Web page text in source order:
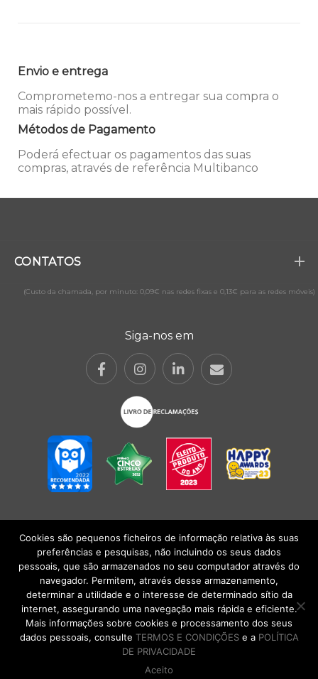
Envio e entrega
Comprometemo-nos a entregar sua compra o
mais rápido possível.
Métodos de Pagamento
Poderá efectuar os pagamentos das suas
compras, através de referência Multibanco
CONTATOS
(Custo da chamada, por minuto: 0,09€ nas redes fixas e 0,13€ para as redes móveis)
Siga-nos em
POLÍTICA DE PRIVACIDADE|TERMOS E CONDIÇÕESlCONDIÇÕES
GERAIS DE VENDA| Alberto Oculista, SA 2026. Todos os direitos reservados.
Cookies são pequenos ficheiros de informação relativa às suas
preferências e pesquisas, não incluindo os seus dados
pessoais, que são armazenados no seu computador através do
navegador. Permitem, através desse armazenamento,
determinar a utilidade e o interesse de determinado sítio da
internet, assegurando uma navegação mais rápida e eficiente.
Mais informações sobre cookies e processamento dos seus
dados pessoais, consulte TERMOS E CONDIÇÕESe a POLÍTICA
DE PRIVACIDADE
Aceito